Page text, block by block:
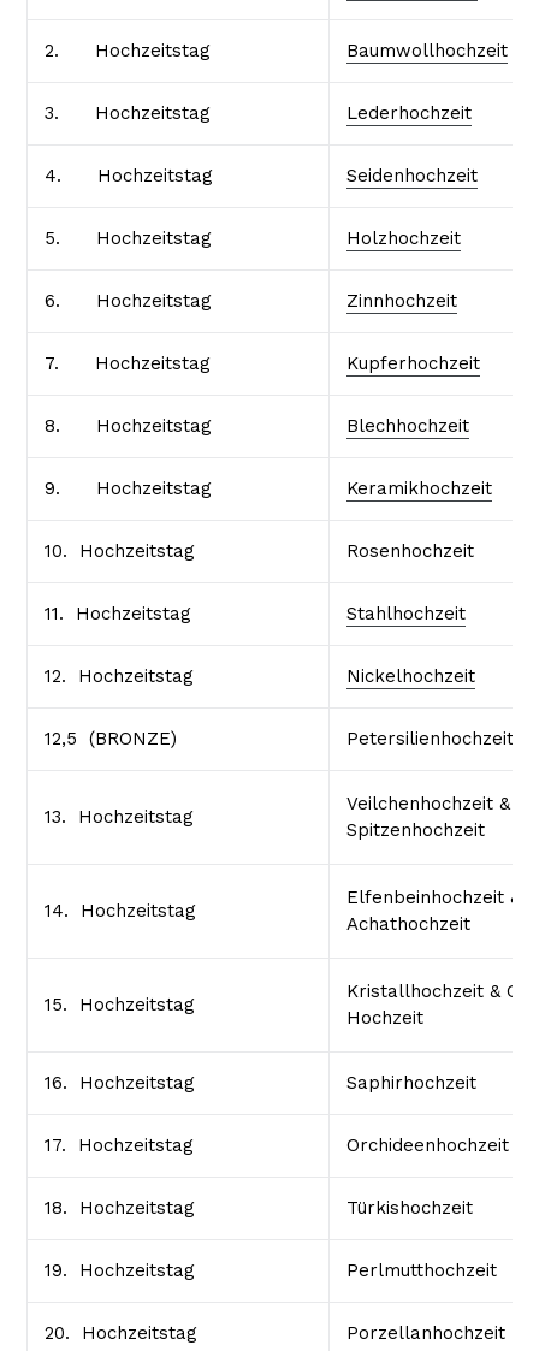
2. Hochzeitstag Baumwollhochzeit
3. Hochzeitstag Lederhochzeit
4. Hochzeitstag Seidenhochzeit
5. Hochzeitstag Holzhochzeit
6. Hochzeitstag Zinnhochzeit
7. Hochzeitstag Kupferhochzeit
8. Hochzeitstag Blechhochzeit
9. Hochzeitstag Keramikhochzeit
10. Hochzeitstag Rosenhochzeit
11. Hochzeitstag Stahlhochzeit
12. Hochzeitstag Nickelhochzeit
12,5 (BRONZE) Petersilienhochzeit
13. Hochzeitstag
Veilchenhochzeit &
Spitzenhochzeit
14. Hochzeitstag
Elfenbeinhochzeit &
Achathochzeit
15. Hochzeitstag
Kristallhochzeit &
Hochzeit
16. Hochzeitstag Saphirhochzeit
17. Hochzeitstag Orchideenhochzeit
18. Hochzeitstag Türkishochzeit
19. Hochzeitstag Perlmutthochzeit
20. Hochzeitstag Porzellanhochzeit